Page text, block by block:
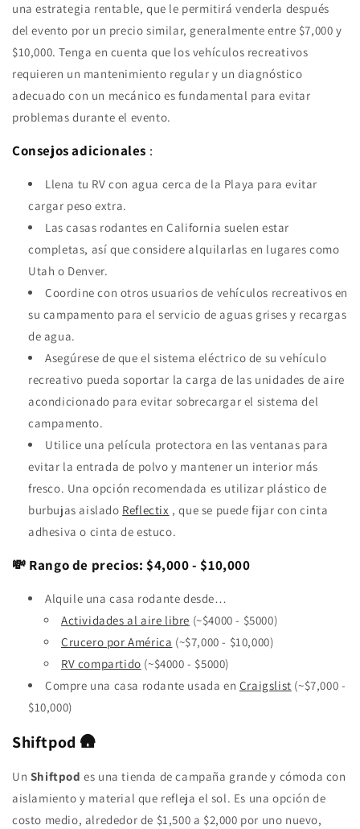
una estrategia rentable, que le permitirá venderla después
del evento por un precio similar, generalmente entre $7,000 y
$10,000. Tenga en cuenta que los vehículos recreativos
requieren un mantenimiento regular y un diagnóstico
adecuado con un mecánico es fundamental para evitar
problemas durante el evento.
Consejos adicionales :
Llena tu RV con agua cerca de la Playa para evitar
cargar peso extra.
Las casas rodantes en California suelen estar
completas, así que considere alquilarlas en lugares como
Utah o Denver.
Coordine con otros usuarios de vehículos recreativos en
su campamento para el servicio de aguas grises y recargas
de agua.
Asegúrese de que el sistema eléctrico de su vehículo
recreativo pueda soportar la carga de las unidades de aire
acondicionado para evitar sobrecargar el sistema del
campamento.
Utilice una película protectora en las ventanas para
evitar la entrada de polvo y mantener un interior más
fresco. Una opción recomendada es utilizar plástico de
burbujas aislado Reflectix , que se puede fijar con cinta
adhesiva o cinta de estuco.
💸 Rango de precios: $4,000 - $10,000
Alquile una casa rodante desde…
Actividades al aire libre (~$4000 - $5000)
Crucero por América (~$7,000 - $10,000)
RV compartido (~$4000 - $5000)
Compre una casa rodante usada en Craigslist (~$7,000 -
$10,000)
Shiftpod 🛖
Un Shiftpod es una tienda de campaña grande y cómoda con
aislamiento y material que refleja el sol. Es una opción de
costo medio, alrededor de $1,500 a $2,000 por uno nuevo,